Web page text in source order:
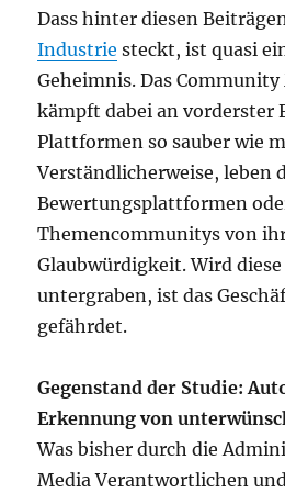
Dass hinter diesen
Industrie steckt, ist quasi
Geheimnis. Das
kämpft dabei an vorderster
Plattformen so sauber wie
Verständlicherweise, leben
Bewertungsplattformen
Themencommunitys von
Glaubwürdigkeit. Wird
untergraben, ist das
gefährdet.
Gegenstand der Studie:
Erkennung von
Was bisher durch die
Media Verantwortlichen